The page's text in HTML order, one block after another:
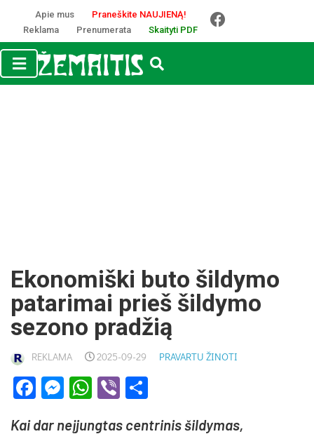
Apie mus
Praneškite NAUJIENĄ!
Reklama
Prenumerata Skaityti PDF
Ekonomiški buto šildymo
patarimai prieš šildymo
sezono pradžią
REKLAMA 2025-09-29 PRAVARTU ŽINOTI
Facebook
Messenger
WhatsApp
Viber
Kai dar neįjungtas centrinis šildymas,